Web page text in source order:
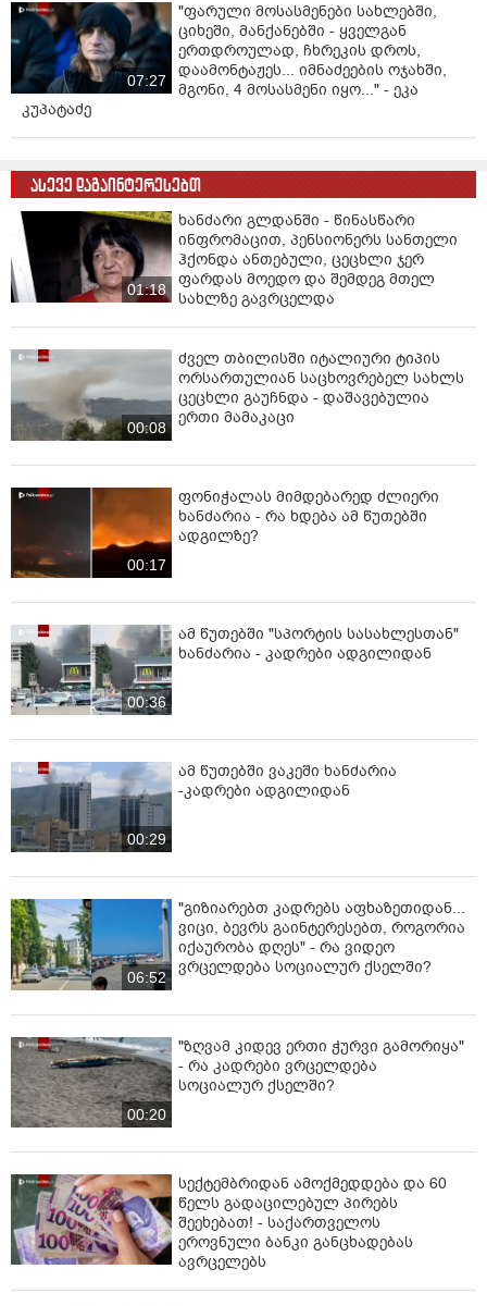
07:27
"ფარული მოსასმენები სახლებში,
ციხეში, მანქანებში - ყველგან
ერთდროულად, ჩხრეკის დროს,
დაამონტაჟეს... იმნაძეების ოჯახში,
მგონი, 4 მოსასმენი იყო..." - ეკა
კუპატაძე
ასევე დაგაინტერესებთ
01:18
ხანძარი გლდანში - წინასწარი
ინფრომაცით, პენსიონერს სანთელი
ჰქონდა ანთებული, ცეცხლი ჯერ
ფარდას მოედო და შემდეგ მთელ
სახლზე გავრცელდა
00:08
ძველ თბილისში იტალიური ტიპის
ორსართულიან საცხოვრებელ სახლს
ცეცხლი გაუჩნდა - დაშავებულია
ერთი მამაკაცი
00:17
ფონიჭალას მიმდებარედ ძლიერი
ხანძარია - რა ხდება ამ წუთებში
ადგილზე?
00:36
ამ წუთებში "სპორტის სასახლესთან"
ხანძარია - კადრები ადგილიდან
00:29
ამ წუთებში ვაკეში ხანძარია
-კადრები ადგილიდან
06:52
"გიზიარებთ კადრებს აფხაზეთიდან...
ვიცი, ბევრს გაინტერესებთ, როგორია
იქაურობა დღეს" - რა ვიდეო
ვრცელდება სოციალურ ქსელში?
00:20
"ზღვამ კიდევ ერთი ჭურვი გამორიყა"
- რა კადრები ვრცელდება
სოციალურ ქსელში?
სექტემბრიდან ამოქმედდება და 60
წელს გადაცილებულ პირებს
შეეხებათ! - საქართველოს
ეროვნული ბანკი განცხადებას
ავრცელებს